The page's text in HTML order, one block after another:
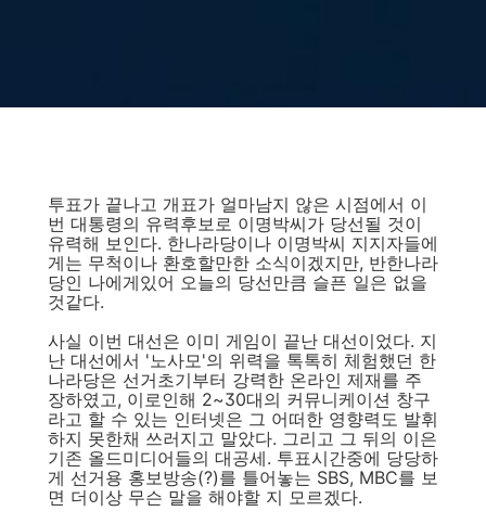
투표가 끝나고 개표가 얼마남지 않은 시점에서 이
번 대통령의 유력후보로 이명박씨가 당선될 것이
유력해 보인다. 한나라당이나 이명박씨 지지자들에
게는 무척이나 환호할만한 소식이겠지만, 반한나라
당인 나에게있어 오늘의 당선만큼 슬픈 일은 없을
것같다.
사실 이번 대선은 이미 게임이 끝난 대선이었다. 지
난 대선에서 '노사모'의 위력을 톡톡히 체험했던 한
나라당은 선거초기부터 강력한 온라인 제재를 주
장하였고, 이로인해 2~30대의 커뮤니케이션 창구
라고 할 수 있는 인터넷은 그 어떠한 영향력도 발휘
하지 못한채 쓰러지고 말았다. 그리고 그 뒤의 이은
기존 올드미디어들의 대공세. 투표시간중에 당당하
게 선거용 홍보방송(?)를 틀어놓는 SBS, MBC를 보
면 더이상 무슨 말을 해야할 지 모르겠다.